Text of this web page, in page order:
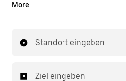
lokales Taxi und bezahle deine
Walldorf zu bestellen.
More
Standort eingeben
Ziel eingeben